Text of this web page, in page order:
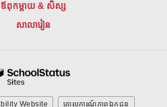
ឪពុកម្តាយ & សិស្ស
សាលារៀន
Website គោលការណ៍ភាពឯកជន